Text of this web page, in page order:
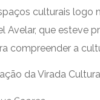
culturais logo
Avelar, que esteve
compreender a
da Virada